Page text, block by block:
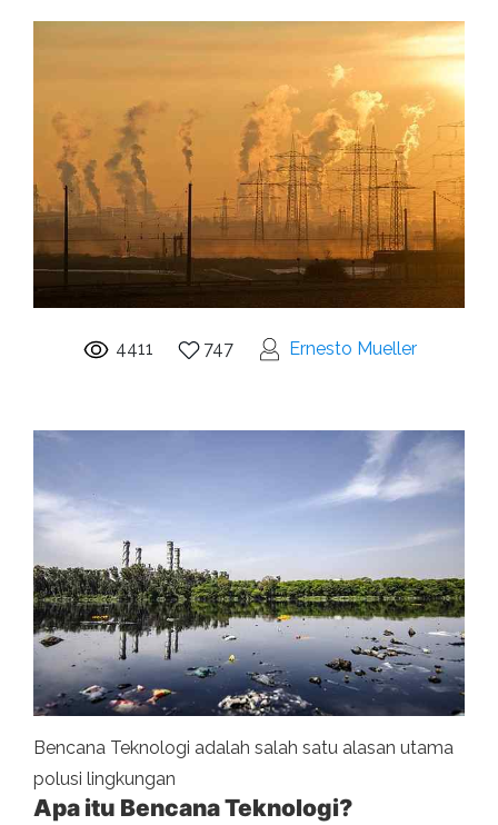
4411 747 Ernesto Mueller
Bencana Teknologi adalah salah satu alasan utama
polusi lingkungan
Apa itu Bencana Teknologi?